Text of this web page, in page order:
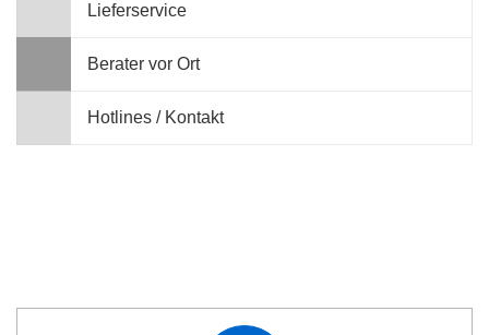
Lieferservice
Berater vor Ort
Hotlines / Kontakt